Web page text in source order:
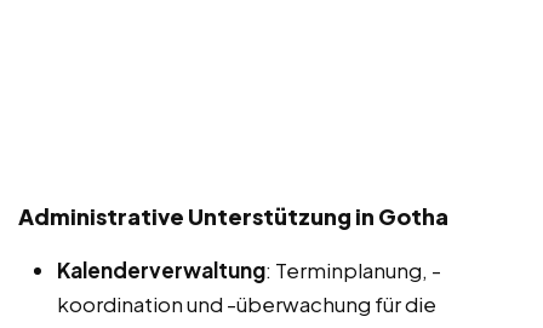
Administrative Unterstützung in Gotha
Kalenderverwaltung: Terminplanung, -
koordination und -überwachung für die